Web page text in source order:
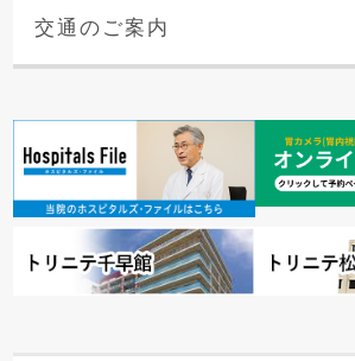
交通のご案内